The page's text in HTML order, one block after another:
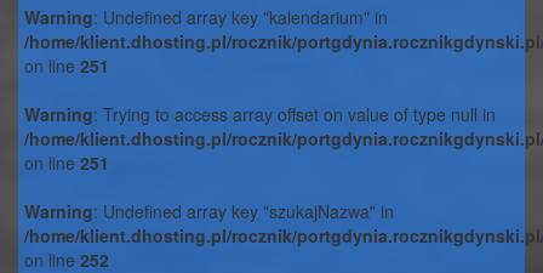
Warning: Undefined array key "kalendarium" in
/home/klient.dhosting.pl/rocznik/
on line 251
Warning: Trying to access array offset on value of type null in
/home/klient.dhosting.pl/rocznik/
on line 251
Warning: Undefined array key "szukajNazwa" in
/home/klient.dhosting.pl/rocznik/
on line 252